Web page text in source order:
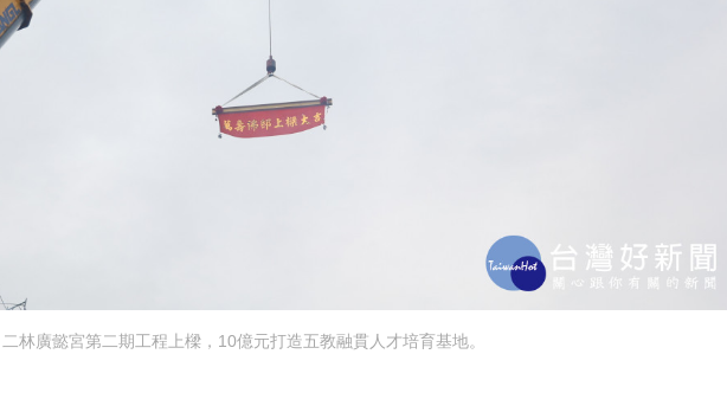
二林廣懿宮第二期工程上樑，10億元打造五教融貫人才培育基地。